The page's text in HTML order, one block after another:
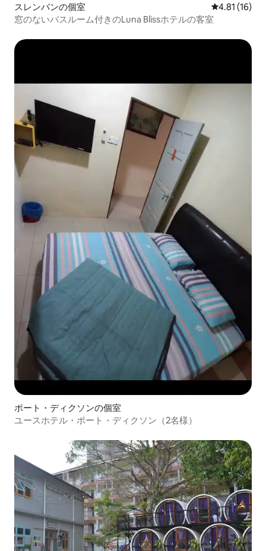
スレンバンの個室 レビュー16
4.81 (16)
窓のないバスルーム付きのLuna Blissホテルの客室
ポート・ディクソンの個室
ユースホテル・ポート・ディクソン（2名様）